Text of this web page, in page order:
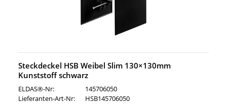
Steckdeckel HSB Weibel Slim 130×130mm
Kunststoff schwarz
ELDAS®-Nr:
145706050
Lieferanten-Art-Nr:
HSB145706050